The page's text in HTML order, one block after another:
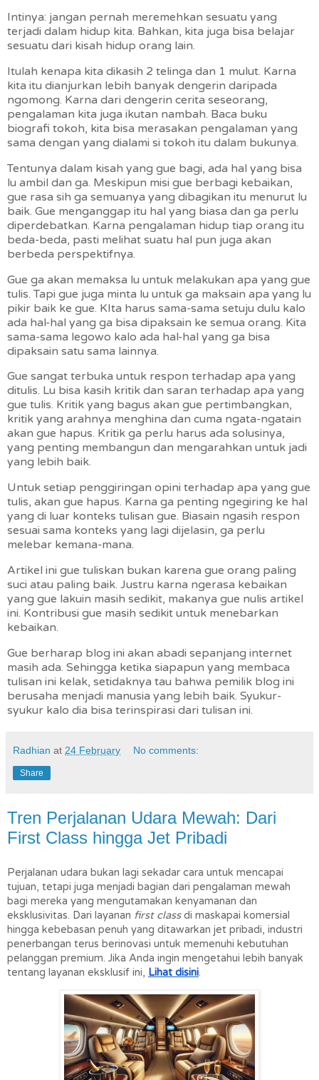
Intinya: jangan pernah meremehkan sesuatu yang
terjadi dalam hidup kita. Bahkan, kita juga bisa belajar
sesuatu dari kisah hidup orang lain.
Itulah kenapa kita dikasih 2 telinga dan 1 mulut. Karna
kita itu dianjurkan lebih banyak dengerin daripada
ngomong. Karna dari dengerin cerita seseorang,
pengalaman kita juga ikutan nambah. Baca buku
biografi tokoh, kita bisa merasakan pengalaman yang
sama dengan yang dialami si tokoh itu dalam bukunya.
Tentunya dalam kisah yang gue bagi, ada hal yang bisa
lu ambil dan ga. Meskipun misi gue berbagi kebaikan,
gue rasa sih ga semuanya yang dibagikan itu menurut lu
baik. Gue menganggap itu hal yang biasa dan ga perlu
diperdebatkan. Karna pengalaman hidup tiap orang itu
beda-beda, pasti melihat suatu hal pun juga akan
berbeda perspektifnya.
Gue ga akan memaksa lu untuk melakukan apa yang gue
tulis. Tapi gue juga minta lu untuk ga maksain apa yang lu
pikir baik ke gue. KIta harus sama-sama setuju dulu kalo
ada hal-hal yang ga bisa dipaksain ke semua orang. Kita
sama-sama legowo kalo ada hal-hal yang ga bisa
dipaksain satu sama lainnya.
Gue sangat terbuka untuk respon terhadap apa yang
ditulis. Lu bisa kasih kritik dan saran terhadap apa yang
gue tulis. Kritik yang bagus akan gue pertimbangkan,
kritik yang arahnya menghina dan cuma ngata-ngatain
akan gue hapus. Kritik ga perlu harus ada solusinya,
yang penting membangun dan mengarahkan untuk jadi
yang lebih baik.
Untuk setiap penggiringan opini terhadap apa yang gue
tulis, akan gue hapus. Karna ga penting ngegiring ke hal
yang di luar konteks tulisan gue. Biasain ngasih respon
sesuai sama konteks yang lagi dijelasin, ga perlu
melebar kemana-mana.
Artikel ini gue tuliskan bukan karena gue orang paling
suci atau paling baik. Justru karna ngerasa kebaikan
yang gue lakuin masih sedikit, makanya gue nulis artikel
ini. Kontribusi gue masih sedikit untuk menebarkan
kebaikan.
Gue berharap blog ini akan abadi sepanjang internet
masih ada. Sehingga ketika siapapun yang membaca
tulisan ini kelak, setidaknya tau bahwa pemilik blog ini
berusaha menjadi manusia yang lebih baik. Syukur-
syukur kalo dia bisa terinspirasi dari tulisan ini.
Radhian at 24 February No comments:
Share
Tren Perjalanan Udara Mewah: Dari
First Class hingga Jet Pribadi
Perjalanan udara bukan lagi sekadar cara untuk mencapai
tujuan, tetapi juga menjadi bagian dari pengalaman mewah
bagi mereka yang mengutamakan kenyamanan dan
eksklusivitas. Dari layanan first classdi maskapai komersial
hingga kebebasan penuh yang ditawarkan jet pribadi, industri
penerbangan terus berinovasi untuk memenuhi kebutuhan
pelanggan premium. Jika Anda ingin mengetahui lebih banyak
tentang layanan eksklusif ini, Lihat disini.